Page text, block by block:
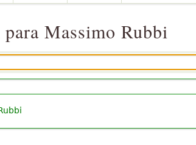
Massimo Rubbi